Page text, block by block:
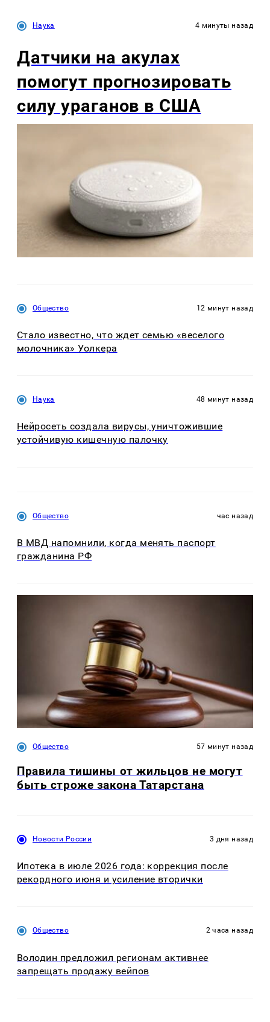
Наука 4 минуты назад
Датчики на акулах
помогут прогнозировать
силу ураганов в США
Общество 12 минут назад
Стало известно, что ждет семью «веселого
молочника» Уолкера
Наука 48 минут назад
Нейросеть создала вирусы, уничтожившие
устойчивую кишечную палочку
Общество час назад
В МВД напомнили, когда менять паспорт
гражданина РФ
Общество 57 минут назад
Правила тишины от жильцов не могут
быть строже закона Татарстана
Новости России 3 дня назад
Ипотека в июле 2026 года: коррекция после
рекордного июня и усиление вторички
Общество 2 часа назад
Володин предложил регионам активнее
запрещать продажу вейпов